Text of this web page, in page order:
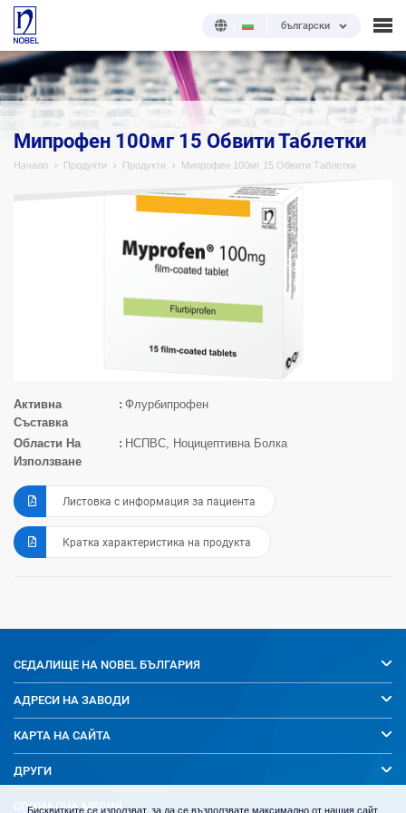
български
;
Мипрофен 100мг 15 Обвити Таблетки
Начало Продукти Продукти Мипрофен 100мг 15 Обвити Таблетки
Активна
Съставка
Флурбипрофен
Области На
Използване
НСПВС, Ноцицептивна Болка
Листовка с информация за пациента
Кратка характеристика на продукта
СЕДАЛИЩЕ НА NOBEL БЪЛГАРИЯ
АДРЕСИ НА ЗАВОДИ
КАРТА НА САЙТА
ДРУГИ
СОЦИАЛНА МЕДИЯ
Бисквитките се използват, за да се възползвате максимално от нашия сайт.